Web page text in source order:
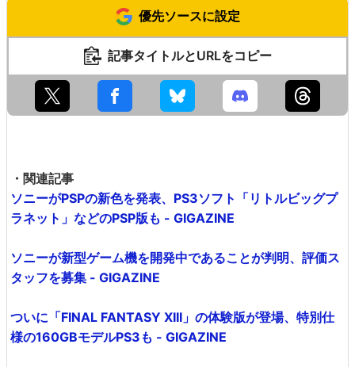
優先ソースに設定
記事タイトルとURLをコピー
・関連記事
ソニーがPSPの新色を発表、PS3ソフト「リトルビッグプ
ラネット」などのPSP版も - GIGAZINE
ソニーが新型ゲーム機を開発中であることが判明、評価ス
タッフを募集 - GIGAZINE
ついに「FINAL FANTASY XIII」の体験版が登場、特別仕
様の160GBモデルPS3も - GIGAZINE